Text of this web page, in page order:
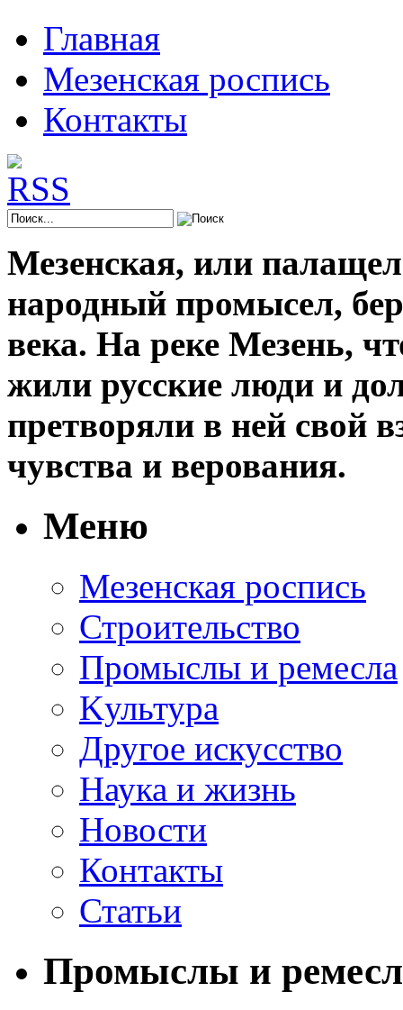
Главная
Мезенская роспись
Контакты
Мезенская, или
народный промысел,
века. На реке Мезень,
жили русские люди и
претворяли в ней свой
чувства и верования.
Меню
Мезенская роспись
Строительство
Промыслы и ремесла
Kультура
Другое искусство
Наука и жизнь
Новости
Контакты
Статьи
Промыслы и